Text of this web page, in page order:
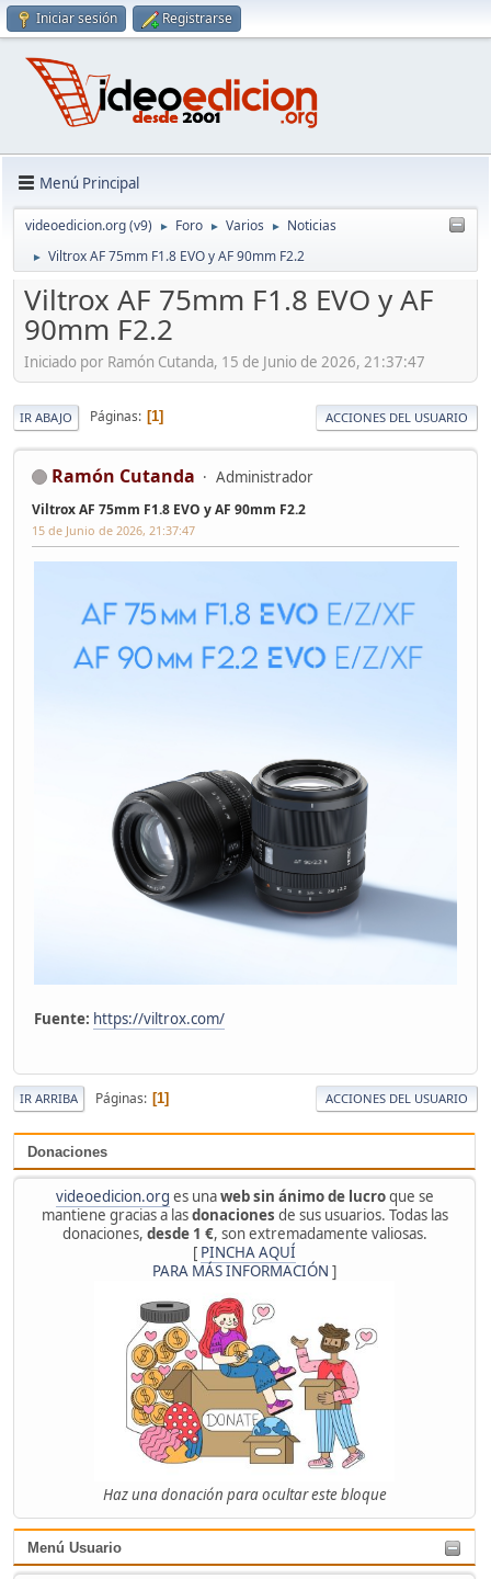
Iniciar sesión Registrarse
Menú Principal
videoedicion.org (v9) ► Foro ► Varios ► Noticias
► Viltrox AF 75mm F1.8 EVO y AF 90mm F2.2
Donaciones
videoedicion.org es unaweb sin ánimo de lucroque se
mantiene gracias a lasdonaciones de sus usuarios. Todas las
donaciones, desde 1 €, son extremadamente valiosas.
[ PINCHA AQUÍ
PARA MÁS INFORMACIÓN ]
Haz una donación para ocultar este bloque
Menú Usuario
Viltrox AF 75mm F1.8 EVO y AF
90mm F2.2
Iniciado por Ramón Cutanda, 15 de Junio de 2026, 21:37:47
IR ABAJO Páginas 1 ACCIONES DEL USUARIO
Ramón Cutanda Administrador
Viltrox AF 75mm F1.8 EVO y AF 90mm F2.2
15 de Junio de 2026, 21:37:47
Fuente: https://viltrox.com/
IR ARRIBA Páginas 1 ACCIONES DEL USUARIO